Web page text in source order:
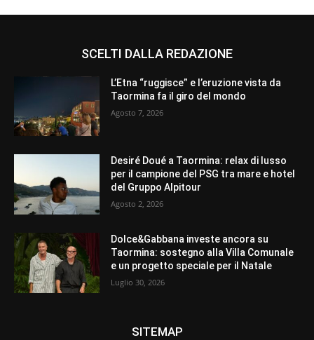
SCELTI DALLA REDAZIONE
L’Etna “ruggisce” e l’eruzione vista da
Taormina fa il giro del mondo
Agosto 7, 2026
Desiré Doué a Taormina: relax di lusso
per il campione del PSG tra mare e hotel
del Gruppo Alpitour
Agosto 2, 2026
Dolce&Gabbana investe ancora su
Taormina: sostegno alla Villa Comunale
e un progetto speciale per il Natale
Luglio 30, 2026
SITEMAP